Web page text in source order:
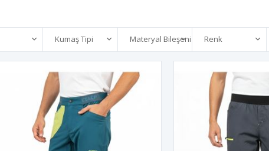
Kumaş Tipi Materyal Bileşeni Renk